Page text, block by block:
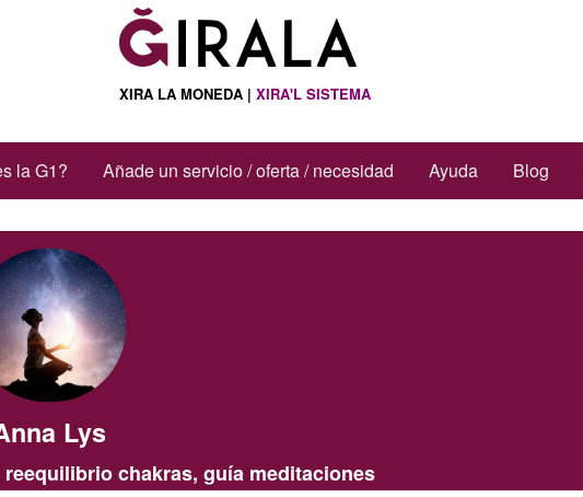
XIRA LA MONEDA |XIRA'L SISTEMA
la G1? Añade un servicio / oferta / necesidad Ayuda Blog
Lys
chakras, guía meditaciones